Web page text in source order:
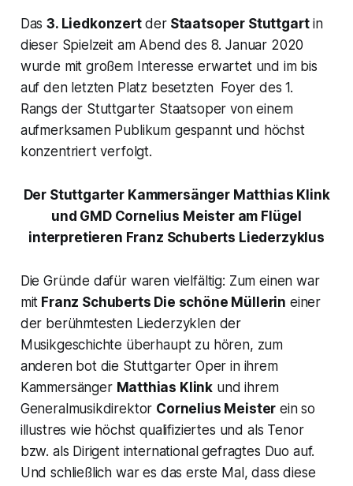
Das3. LiedkonzertderStaatsoper Stuttgartin
dieser Spielzeit am Abend des 8. Januar 2020
wurde mit großem Interesse erwartet und im bis
auf den letzten Platz besetzten Foyer des 1.
Rangs der Stuttgarter Staatsoper von einem
aufmerksamen Publikum gespannt und höchst
konzentriert verfolgt.
Der Stuttgarter Kammersänger Matthias Klink
und GMD Cornelius Meister am Flügel
interpretieren Franz Schuberts Liederzyklus
Die Gründe dafür waren vielfältig: Zum einen war
mit Franz Schuberts Die schöne Müllerin einer
der berühmtesten Liederzyklen der
Musikgeschichte überhaupt zu hören, zum
anderen bot die Stuttgarter Oper in ihrem
Kammersänger Matthias Klink und ihrem
Generalmusikdirektor Cornelius Meister ein so
illustres wie höchst qualifiziertes und als Tenor
bzw. als Dirigent international gefragtes Duo auf.
Und schließlich war es das erste Mal, dass diese